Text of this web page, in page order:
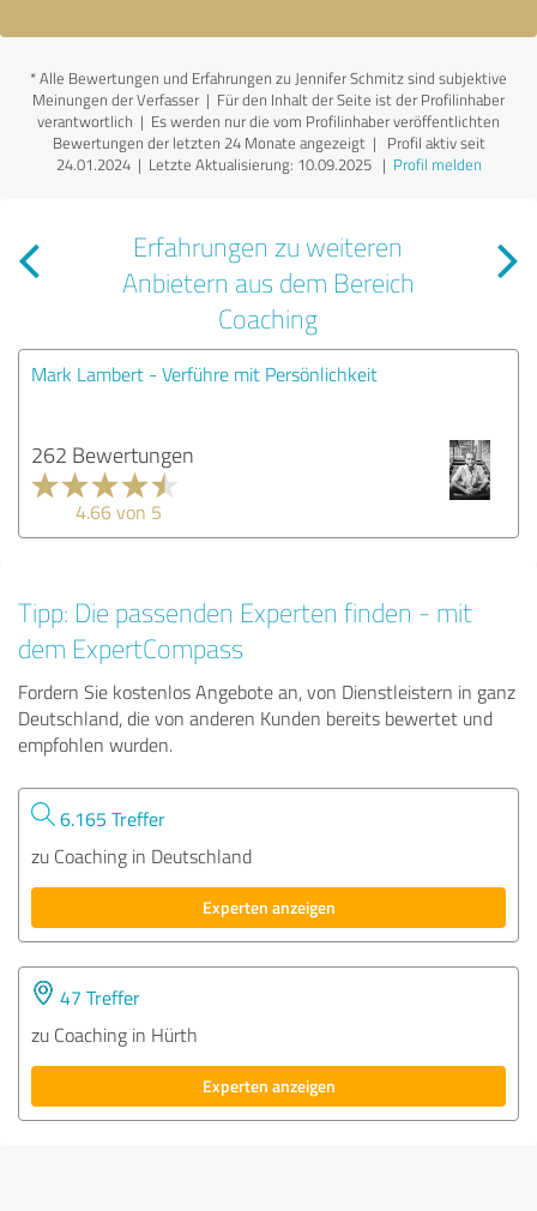
*Alle Bewertungen und Erfahrungen zu Jennifer Schmitz sind subjektive
Meinungen der Verfasser | Für den Inhalt der Seite ist der Profilinhaber
verantwortlich | Es werden nur die vom Profilinhaber veröffentlichten
Bewertungen der letzten 24 Monate angezeigt | Profil aktiv seit
24.01.2024 | Letzte Aktualisierung: 10.09.2025| Profil melden
Erfahrungen zu weiteren
Anbietern aus dem Bereich
Coaching
Mark Lambert - Verführe mit Persönlichkeit
262 Bewertungen
4.66 von 5
Tipp: Die passenden Experten finden - mit
dem ExpertCompass
Fordern Sie kostenlos Angebote an, von Dienstleistern in ganz
Deutschland, die von anderen Kunden bereits bewertet und
empfohlen wurden.
6.165 Treffer
zu Coaching in Deutschland
Experten anzeigen
47 Treffer
zu Coaching in Hürth
Experten anzeigen